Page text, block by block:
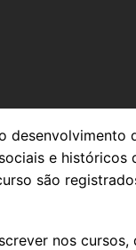
desenvolvimento
e históricos
são
nos cursos,